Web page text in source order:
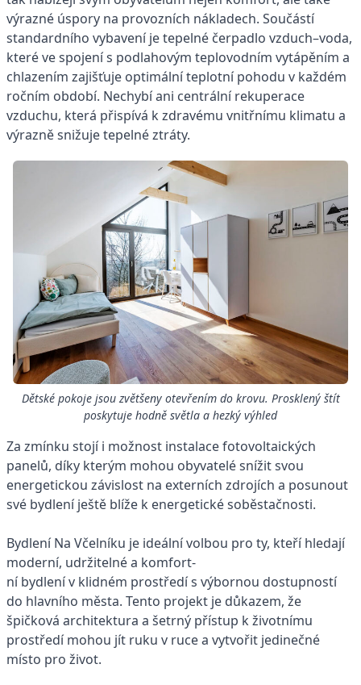
výrazné úspory na provozních nákladech. Součástí
standardního vybavení je tepelné čerpadlo vzduch–voda,
které ve spojení s podlahovým teplovodním vytápěním a
chlazením zajišťuje optimální teplotní pohodu v každém
ročním období. Nechybí ani centrální rekuperace
vzduchu, která přispívá k zdravému vnitřnímu klimatu a
výrazně snižuje tepelné ztráty.
Dětské pokoje jsou zvětšeny otevřením do krovu. Prosklený štít
poskytuje hodně světla a hezký výhled
Za zmínku stojí i možnost instalace fotovoltaických
panelů, díky kterým mohou obyvatelé snížit svou
energetickou závislost na externích zdrojích a posunout
své bydlení ještě blíže k energetické soběstačnosti.
Bydlení Na Včelníku je ideální volbou pro ty, kteří hledají
moderní, udržitelné a komfort-
ní bydlení v klidném prostředí s výbornou dostupností
do hlavního města. Tento projekt je důkazem, že
špičková architektura a šetrný přístup k životnímu
prostředí mohou jít ruku v ruce a vytvořit jedinečné
místo pro život.